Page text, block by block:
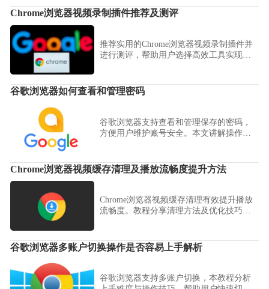
Chrome浏览器视频录制插件推荐及测评
推荐实用的Chrome浏览器视频录制插件并
进行测评，帮助用户选择高效工具实现屏
谷歌浏览器如何查看和管理密码
谷歌浏览器支持查看和管理保存的密码，
方便用户维护账号安全。本文讲解操作步
Chrome浏览器视频缓存清理及播放流畅度提升方法
Chrome浏览器视频缓存清理有效提升播放
流畅度。教程分享清理方法及优化技巧，
谷歌浏览器多账户切换操作是否容易上手解析
谷歌浏览器支持多账户切换，本教程分析